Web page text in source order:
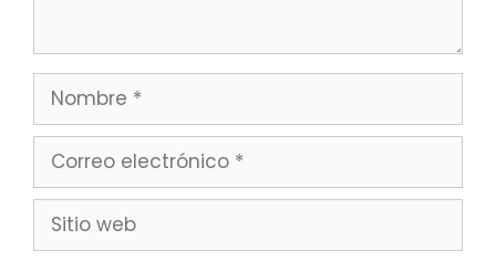
Nombre
Correo
electrónico
Sitio
web